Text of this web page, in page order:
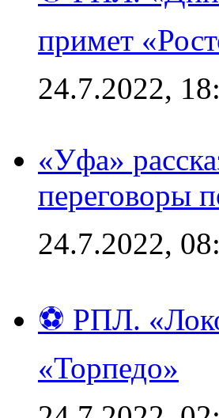
примет
24.7.2022,
«Уфа»
переговоры
24.7.2022,
⚽ РПЛ.
«Торпедо»